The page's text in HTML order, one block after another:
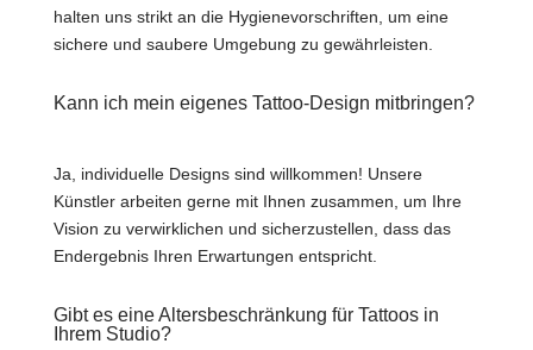
halten uns strikt an die Hygienevorschriften, um eine
sichere und saubere Umgebung zu gewährleisten.
Kann ich mein eigenes Tattoo-Design mitbringen?
Ja, individuelle Designs sind willkommen! Unsere
Künstler arbeiten gerne mit Ihnen zusammen, um Ihre
Vision zu verwirklichen und sicherzustellen, dass das
Endergebnis Ihren Erwartungen entspricht.
Gibt es eine Altersbeschränkung für Tattoos in
Ihrem Studio?